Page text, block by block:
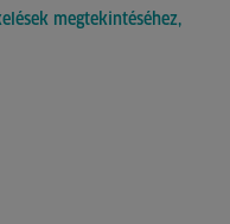
megtekintéséhez,